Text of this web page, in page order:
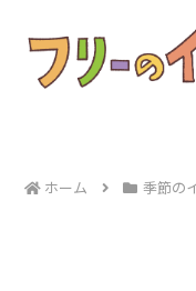
ホーム 季節の